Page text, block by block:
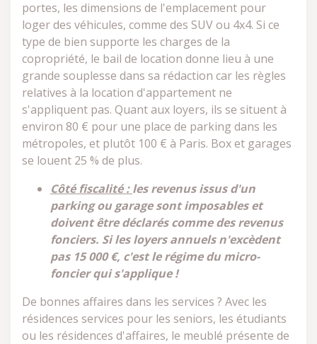
portes, les dimensions de l'emplacement pour
loger des véhicules, comme des SUV ou 4x4. Si ce
type de bien supporte les charges de la
copropriété, le bail de location donne lieu à une
grande souplesse dans sa rédaction car les règles
relatives à la location d'appartement ne
s'appliquent pas. Quant aux loyers, ils se situent à
environ 80 € pour une place de parking dans les
métropoles, et plutôt 100 € à Paris. Box et garages
se louent 25 % de plus.
Côté fiscalité :les revenus issus d'un
parking ou garage sont imposables et
doivent être déclarés comme des revenus
fonciers. Si les loyers annuels n'excèdent
pas 15 000 €, c'est le régime du micro-
foncier qui s'applique !
De bonnes affaires dans les services ? Avec les
résidences services pour les seniors, les étudiants
ou les résidences d'affaires, le meublé présente de